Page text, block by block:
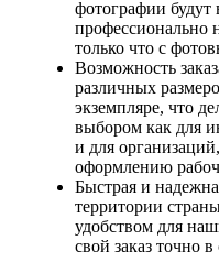
фотографии будут
профессионально
только что с
Возможность
различных
экземпляре, что
выбором как для
и для
оформлению
Быстрая и
территории
удобством для
свой заказ точно